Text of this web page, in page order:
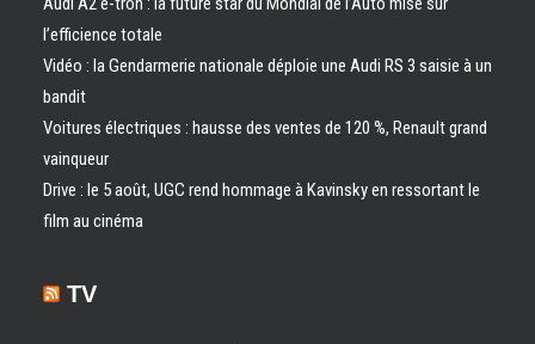
l’efficience totale
Vidéo : la Gendarmerie nationale déploie une Audi RS 3 saisie à un
bandit
Voitures électriques : hausse des ventes de 120 %, Renault grand
vainqueur
Drive : le 5 août, UGC rend hommage à Kavinsky en ressortant le
film au cinéma
TV